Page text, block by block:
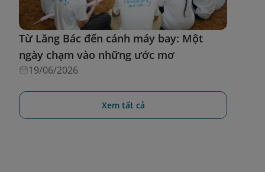
Từ Lăng Bác đến cánh máy bay: Một
ngày chạm vào những ước mơ
19/06/2026
Xem tất cả